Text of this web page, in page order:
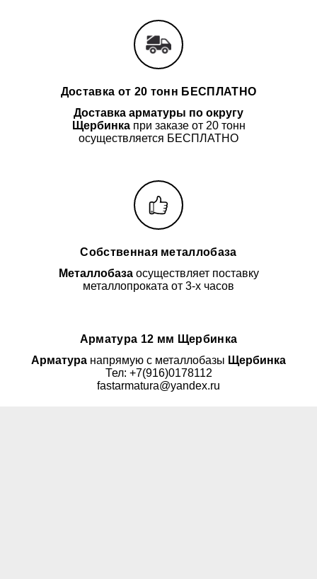
Доставка от 20 тонн БЕСПЛАТНО
Доставка арматуры по округу
Щербинка при заказе от 20 тонн
осуществляется БЕСПЛАТНО
Собственная металлобаза
Металлобаза осуществляет поставку
металлопроката от 3-х часов
Арматура 12 мм Щербинка
Арматура напрямую с металлобазы Щербинка
Тел: +7(916)0178112
fastarmatura@yandex.ru